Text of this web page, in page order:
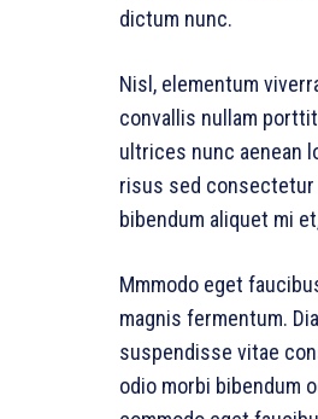
dictum nunc.
Nisl, elementum
convallis nullam
ultrices nunc aenean
risus sed consectetur
bibendum aliquet mi
Mmmodo eget
magnis fermentum.
suspendisse vitae
odio morbi bibendum